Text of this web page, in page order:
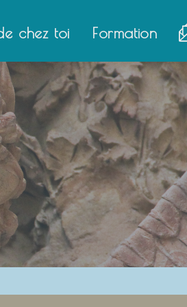
chez toi Formation